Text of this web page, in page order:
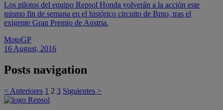
Los pilotos del equipo Repsol Honda volverán a la acción este
mismo fin de semana en el histórico circuito de Brno, tras el
exigente Gran Premio de Austria.
MotoGP
16 August, 2016
Posts navigation
< Anteriores 1 2 3 Siguientes >